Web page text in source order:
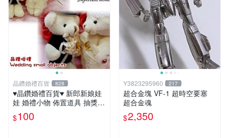
晶鑽婚禮百貨 828
♥晶鑽婚禮百貨♥ 新郎新娘娃
娃 婚禮小物 佈置道具 抽獎禮
姊妹禮 裝飾道具
$100
Y3823295960 217
超合金塊 VF-1 超時空要塞
超合金魂
$2,350